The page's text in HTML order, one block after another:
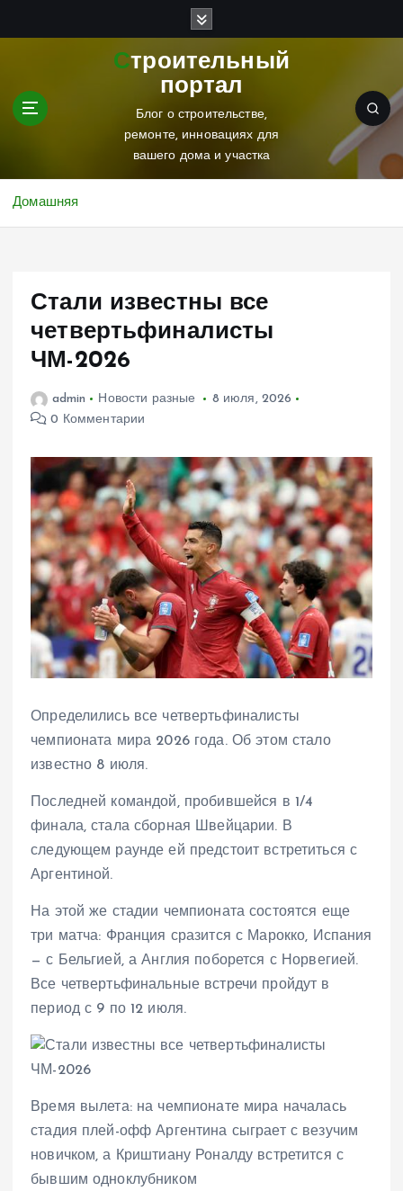
Строительный
портал
Блог о строительстве,
ремонте, инновациях для
вашего дома и участка
Домашняя
Стали известны все
четвертьфиналисты
ЧМ-2026
admin Новости разные
8 июля, 2026
0 Комментарии
Определились все четвертьфиналисты
чемпионата мира 2026 года. Об этом стало
известно 8 июля.
Последней командой, пробившейся в 1/4
финала, стала сборная Швейцарии. В
следующем раунде ей предстоит встретиться с
Аргентиной.
На этой же стадии чемпионата состоятся еще
три матча: Франция сразится с Марокко, Испания
— с Бельгией, а Англия поборется с Норвегией.
Все четвертьфинальные встречи пройдут в
период с 9 по 12 июля.
Время вылета: на чемпионате мира началась
стадия плей-офф Аргентина сыграет с везучим
новичком, а Криштиану Роналду встретится с
бывшим одноклубником